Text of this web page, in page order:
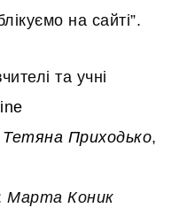
на сайті”.
та учні
Тетяна Приходько,
Марта Коник